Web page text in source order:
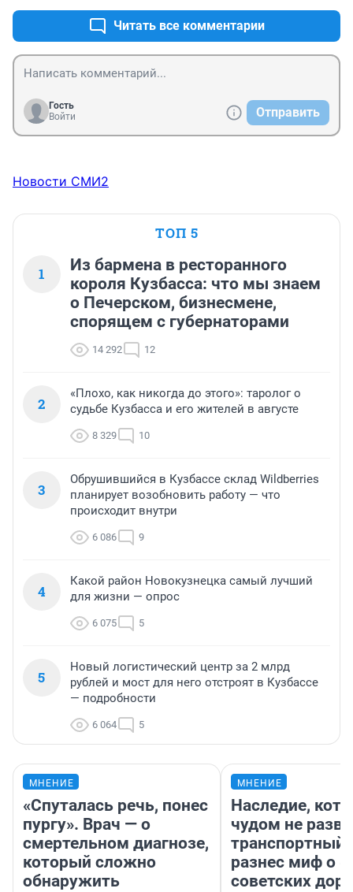
Читать все комментарии
Гость
Войти
Отправить
Новости СМИ2
ТОП 5
1
Из бармена в ресторанного
короля Кузбасса: что мы знаем
о Печерском, бизнесмене,
спорящем с губернаторами
14 292 12
2
«Плохо, как никогда до этого»: таролог о
судьбе Кузбасса и его жителей в августе
8 329 10
3
Обрушившийся в Кузбассе склад Wildberries
планирует возобновить работу — что
происходит внутри
6 086 9
4
Какой район Новокузнецка самый лучший
для жизни — опрос
6 075 5
5
Новый логистический центр за 2 млрд
рублей и мост для него отстроят в Кузбассе
— подробности
6 064 5
МНЕНИЕ
«Спуталась речь, понес
пургу». Врач — о
смертельном диагнозе,
который сложно
обнаружить
МНЕНИЕ
Наследие,
чудом не
транспортный
разнес миф о
советских